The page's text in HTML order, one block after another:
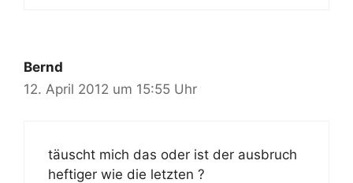
Bernd
12. April 2012 um 15:55 Uhr
täuscht mich das oder ist der ausbruch
heftiger wie die letzten ?